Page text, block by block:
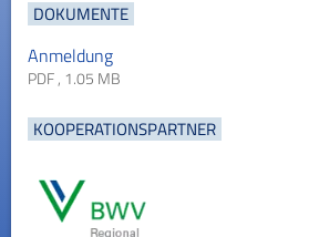
DOKUMENTE
Anmeldung
PDF , 1.05 MB
KOOPERATIONSPARTNER